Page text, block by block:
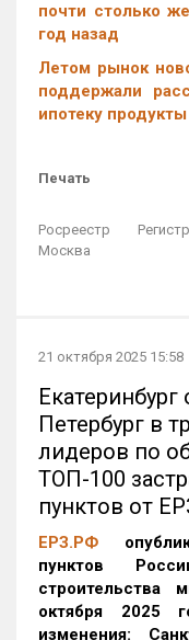
почти столько
год назад
Летом рынок
поддержали
ипотеку продукты
Печать
Росреестр
Москва
21 октября 2025 15:58
Петербург в
лидеров по
ТОП-100
пунктов от
ЕРЗ.РФ
пунктов
строительства
октября 2025
изменения: